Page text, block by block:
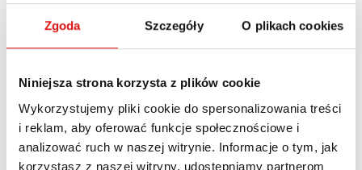
Zgoda Szczegóły O plikach cookies
Niniejsza strona korzysta z plików cookie
Wykorzystujemy pliki cookie do spersonalizowania treści
i reklam, aby oferować funkcje społecznościowe i
analizować ruch w naszej witrynie. Informacje o tym, jak
korzystasz z naszej witryny, udostępniamy partnerom